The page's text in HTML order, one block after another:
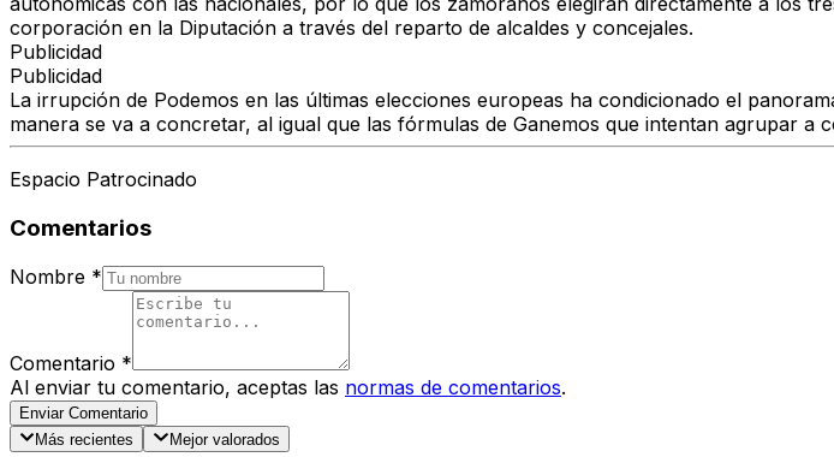
corporación en la Diputación a través del reparto de alcaldes y concejales.
Publicidad
Publicidad
La irrupción de Podemos en las últimas elecciones europeas ha condicionado el
manera se va a concretar, al igual que las fórmulas de Ganemos que intentan agrupar a
Espacio Patrocinado
Comentarios
Nombre *
Comentario *
Al enviar tu comentario, aceptas las normas de comentarios.
Enviar Comentario
Más recientes
Mejor valorados